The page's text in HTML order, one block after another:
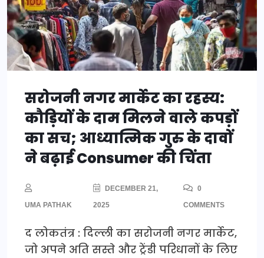
सरोजनी नगर मार्केट का रहस्य:
कौड़ियों के दाम मिलने वाले कपड़ों
का सच; आध्यात्मिक गुरु के दावों
ने बढ़ाई Consumer की चिंता
UMA PATHAK
DECEMBER 21,
2025
0
COMMENTS
द लोकतंत्र : दिल्ली का सरोजनी नगर मार्केट,
जो अपने अति सस्ते और ट्रेंडी परिधानों के लिए